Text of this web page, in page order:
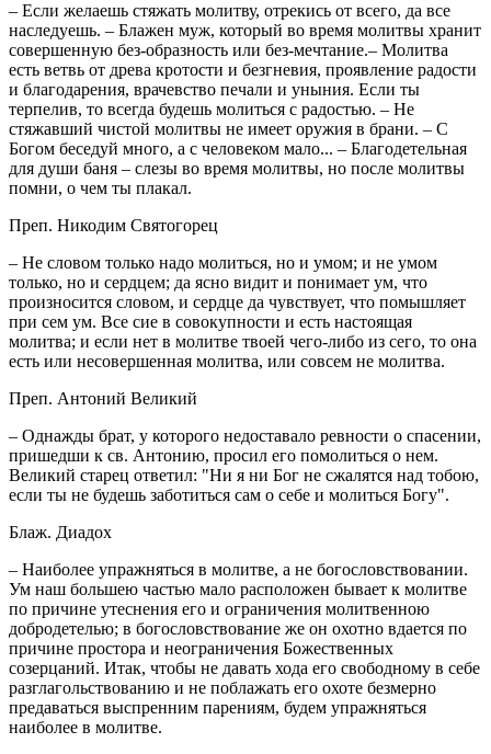
– Если желаешь стяжать молитву, отрекись от всего, да все
наследуешь. – Блажен муж, который во время молитвы хранит
совершенную без-образность или без-мечтание.– Молитва
есть ветвь от древа кротости и безгневия, проявление радости
и благодарения, врачевство печали и уныния. Если ты
терпелив, то всегда будешь молиться с радостью. – Не
стяжавший чистой молитвы не имеет оружия в брани. – С
Богом беседуй много, а с человеком мало... – Благодетельная
для души баня – слезы во время молитвы, но после молитвы
помни, о чем ты плакал.
Преп. Никодим Святогорец
– Не словом только надо молиться, но и умом; и не умом
только, но и сердцем; да ясно видит и понимает ум, что
произносится словом, и сердце да чувствует, что помышляет
при сем ум. Все сие в совокупности и есть настоящая
молитва; и если нет в молитве твоей чего-либо из сего, то она
есть или несовершенная молитва, или совсем не молитва.
Преп. Антоний Великий
– Однажды брат, у которого недоставало ревности о спасении,
пришедши к св. Антонию, просил его помолиться о нем.
Великий старец ответил: "Ни я ни Бог не сжалятся над тобою,
если ты не будешь заботиться сам о себе и молиться Богу".
Блаж. Диадох
– Наиболее упражняться в молитве, а не богословствовании.
Ум наш большею частью мало расположен бывает к молитве
по причине утеснения его и ограничения молитвенною
добродетелью; в богословствование же он охотно вдается по
причине простора и неограничения Божественных
созерцаний. Итак, чтобы не давать хода его свободному в себе
разглагольствованию и не поблажать его охоте безмерно
предаваться выспренним парениям, будем упражняться
наиболее в молитве.